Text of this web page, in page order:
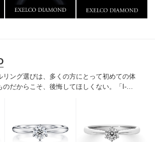
リング選びは、多くの方にとって初めての体
のだからこそ、後悔してほしくない。「I-
ております。リング選びの最初の一歩をご一
、アイプリモへ。